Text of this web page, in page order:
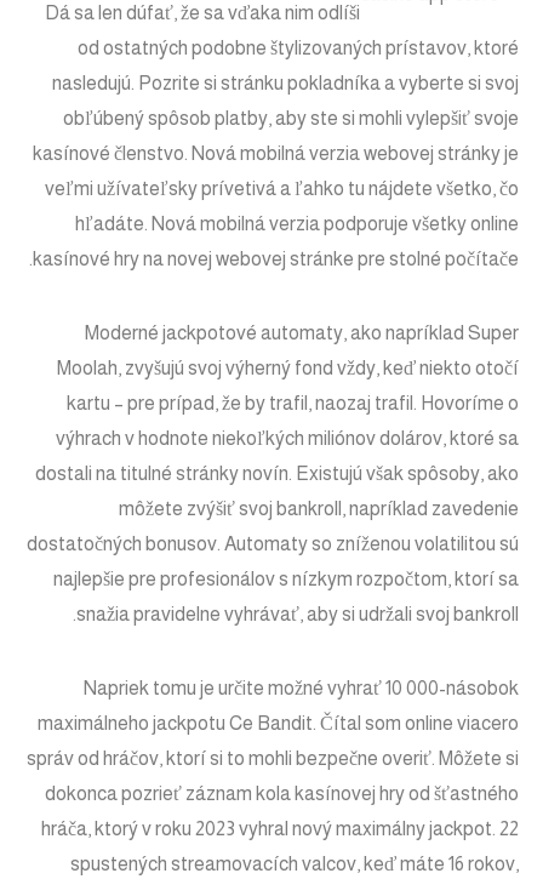
Dá sa len dúfať, že sa vďaka nim odlíši
od ostatných podobne štylizovaných prístavov, ktoré
nasledujú. Pozrite si stránku pokladníka a vyberte si svoj
obľúbený spôsob platby, aby ste si mohli vylepšiť svoje
kasínové členstvo. Nová mobilná verzia webovej stránky je
veľmi užívateľsky prívetivá a ľahko tu nájdete všetko, čo
hľadáte. Nová mobilná verzia podporuje všetky online
kasínové hry na novej webovej stránke pre stolné počítače.
Moderné jackpotové automaty, ako napríklad Super
Moolah, zvyšujú svoj výherný fond vždy, keď niekto otočí
kartu – pre prípad, že by trafil, naozaj trafil. Hovoríme o
výhrach v hodnote niekoľkých miliónov dolárov, ktoré sa
dostali na titulné stránky novín. Existujú však spôsoby, ako
môžete zvýšiť svoj bankroll, napríklad zavedenie
dostatočných bonusov. Automaty so zníženou volatilitou sú
najlepšie pre profesionálov s nízkym rozpočtom, ktorí sa
snažia pravidelne vyhrávať, aby si udržali svoj bankroll.
Napriek tomu je určite možné vyhrať 10 000-násobok
maximálneho jackpotu Ce Bandit. Čítal som online viacero
správ od hráčov, ktorí si to mohli bezpečne overiť. Môžete si
dokonca pozrieť záznam kola kasínovej hry od šťastného
hráča, ktorý v roku 2023 vyhral nový maximálny jackpot. 22
spustených streamovacích valcov, keď máte 16 rokov,